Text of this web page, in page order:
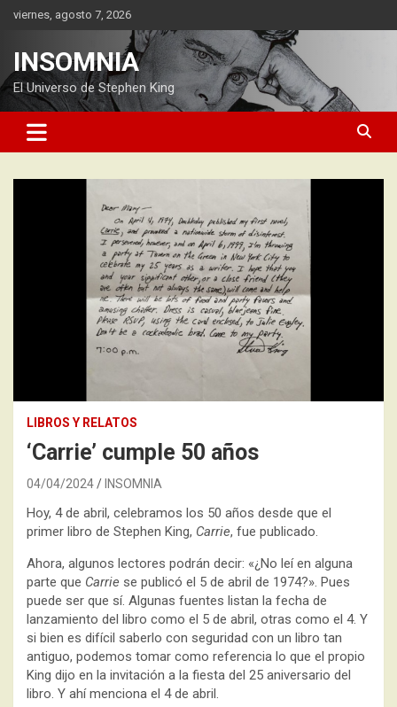
Saltarviernes, agosto 7, 2026
INSOMNIA
El Universo de Stephen King
LIBROS Y RELATOS
‘Carrie’ cumple 50 años
04/04/2024 INSOMNIA
Hoy, 4 de abril, celebramos los 50 años desde que el
primer libro de Stephen King, Carrie, fue publicado.
Ahora, algunos lectores podrán decir: «¿No leí en alguna
parte que Carrie se publicó el 5 de abril de 1974?». Pues
puede ser que sí. Algunas fuentes listan la fecha de
lanzamiento del libro como el 5 de abril, otras como el 4. Y
si bien es difícil saberlo con seguridad con un libro tan
antiguo, podemos tomar como referencia lo que el propio
King dijo en la invitación a la fiesta del 25 aniversario del
libro. Y ahí menciona el 4 de abril.